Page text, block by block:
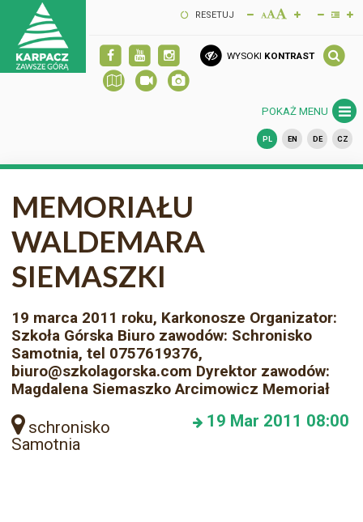
RESETUJ
WYSOKI KONTRAST
POKAŻ MENU
PL EN DE CZ
MEMORIAŁU
WALDEMARA
SIEMASZKI
19 marca 2011 roku, Karkonosze Organizator:
Szkoła Górska Biuro zawodów: Schronisko
Samotnia, tel 0757619376,
biuro@szkolagorska.com Dyrektor zawodów:
Magdalena Siemaszko Arcimowicz Memoriał
schronisko
Samotnia
19 Mar 2011 08:00